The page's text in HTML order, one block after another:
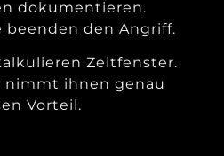
dokumentieren.
beenden den Angriff.
Zeitfenster.
nimmt ihnen genau
Vorteil.